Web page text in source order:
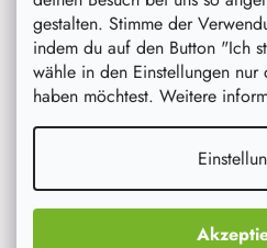
gestalten. Stimme der
indem du auf den Button "Ich
wähle in den Einstellungen
haben möchtest. Weitere
Wir werden
Blog
Inspiration